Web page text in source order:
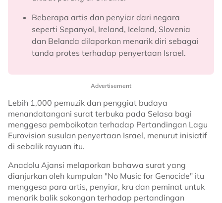
Beberapa artis dan penyiar dari negara
seperti Sepanyol, Ireland, Iceland, Slovenia
dan Belanda dilaporkan menarik diri sebagai
tanda protes terhadap penyertaan Israel.
Advertisement
Lebih 1,000 pemuzik dan penggiat budaya
menandatangani surat terbuka pada Selasa bagi
menggesa pemboikotan terhadap Pertandingan Lagu
Eurovision susulan penyertaan Israel, menurut inisiatif
di sebalik rayuan itu.
Anadolu Ajansi melaporkan bahawa surat yang
dianjurkan oleh kumpulan "No Music for Genocide" itu
menggesa para artis, penyiar, kru dan peminat untuk
menarik balik sokongan terhadap pertandingan